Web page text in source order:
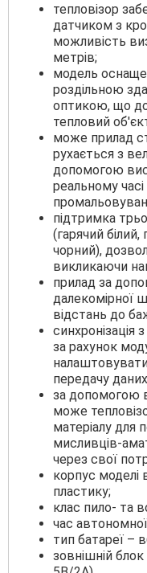
тепловізор
датчиком з
можливість
метрів;
модель
роздільною
оптикою, що
тепловий
може прилад
рухається з
допомогою
реальному
підтримка
(гарячий
чорний),
викликаючи
прилад за
далекомірної
відстань до
за рахунок
передачу
за допомогою
може
матеріалу для
мисливців-
через свої
корпус моделі
пластику;
клас пило- та
час
тип батареї –
зовнішній